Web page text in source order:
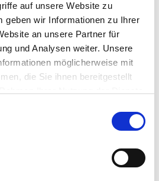
auf unsere Website zu
geben wir Informationen zu Ihrer
an unsere Partner für
und Analysen weiter. Unsere
möglicherweise mit
die Sie ihnen bereitgestellt
Abteigasse 1
zum Anbieter
Bergisch Gladbach